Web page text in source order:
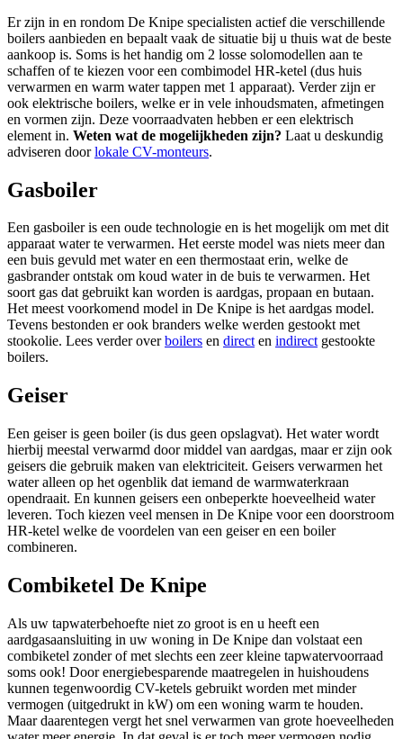
Er zijn in en rondom De Knipe specialisten actief die verschillende
boilers aanbieden en bepaalt vaak de situatie bij u thuis wat de beste
aankoop is. Soms is het handig om 2 losse solomodellen aan te
schaffen of te kiezen voor een combimodel HR-ketel (dus huis
verwarmen en warm water tappen met 1 apparaat). Verder zijn er
ook elektrische boilers, welke er in vele inhoudsmaten, afmetingen
en vormen zijn. Deze voorraadvaten hebben er een elektrisch
element in. Weten wat de mogelijkheden zijn? Laat u deskundig
adviseren doorlokale CV-monteurs.
Gasboiler
Een gasboiler is een oude technologie en is het mogelijk om met dit
apparaat water te verwarmen. Het eerste model was niets meer dan
een buis gevuld met water en een thermostaat erin, welke de
gasbrander ontstak om koud water in de buis te verwarmen. Het
soort gas dat gebruikt kan worden is aardgas, propaan en butaan.
Het meest voorkomend model in De Knipe is het aardgas model.
Tevens bestonden er ook branders welke werden gestookt met
stookolie. Lees verder overboilers en directen indirectgestookte
boilers.
Geiser
Een geiser is geen boiler (is dus geen opslagvat). Het water wordt
hierbij meestal verwarmd door middel van aardgas, maar er zijn ook
geisers die gebruik maken van elektriciteit. Geisers verwarmen het
water alleen op het ogenblik dat iemand de warmwaterkraan
opendraait. En kunnen geisers een onbeperkte hoeveelheid water
leveren. Toch kiezen veel mensen in De Knipe voor een doorstroom
HR-ketel welke de voordelen van een geiser en een boiler
combineren.
Combiketel De Knipe
Als uw tapwaterbehoefte niet zo groot is en u heeft een
aardgasaansluiting in uw woning in De Knipe dan volstaat een
combiketel zonder of met slechts een zeer kleine tapwatervoorraad
soms ook! Door energiebesparende maatregelen in huishoudens
kunnen tegenwoordig CV-ketels gebruikt worden met minder
vermogen (uitgedrukt in kW) om een woning warm te houden.
Maar daarentegen vergt het snel verwarmen van grote hoeveelheden